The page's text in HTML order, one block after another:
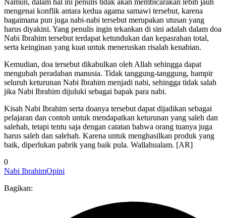
mengenai konflik antara kedua agama samawi tersebut, karena
bagaimana pun juga nabi-nabi tersebut merupakan utusan yang
harus diyakini. Yang penulis ingin tekankan di sini adalah dalam doa
Nabi Ibrahim tersebut terdapat ketundukan dan kepasrahan total,
serta keinginan yang kuat untuk meneruskan risalah kenabian.
Kemudian, doa tersebut dikabulkan oleh Allah sehingga dapat
mengubah peradaban manusia. Tidak tanggung-tanggung, hampir
seluruh keturunan Nabi Ibrahim menjadi nabi, sehingga tidak salah
jika Nabi Ibrahim dijuluki sebagai bapak para nabi.
Kisah Nabi Ibrahim serta doanya tersebut dapat dijadikan sebagai
pelajaran dan contoh untuk mendapatkan keturunan yang saleh dan
salehah, tetapi tentu saja dengan catatan bahwa orang tuanya juga
harus saleh dan salehah. Karena untuk menghasilkan produk yang
baik, diperlukan pabrik yang baik pula. Wallahualam. [AR]
0
Nabi IbrahimOpini
Bagikan: